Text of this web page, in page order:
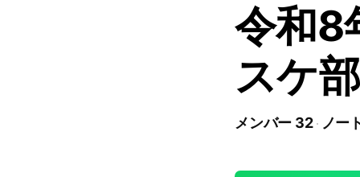
令和8
スケ
メンバー 32 ノー